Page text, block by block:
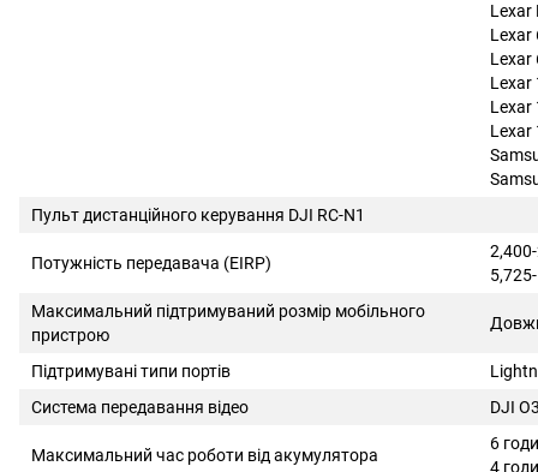
Lexar
Lexar
Lexar
Lexar
Lexar
Lexar
Пульт дистанційного керування DJI RC-N1
Потужність передавача (EIRP)
Максимальний підтримуваний розмір мобільного
пристрою
Підтримувані типи портів
Система передавання відео
DJI
Максимальний час роботи від акумулятора
6
4